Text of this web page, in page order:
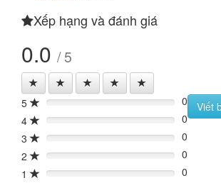
Xếp hạng và đánh giá
0.0 / 5
5 0%
0
4
0%
0
3
0%
0
2
0%
0
1
0% 0
Viết